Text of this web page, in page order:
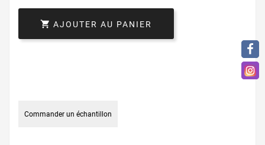
 AJOUTER AU PANIER
Commander un échantillon